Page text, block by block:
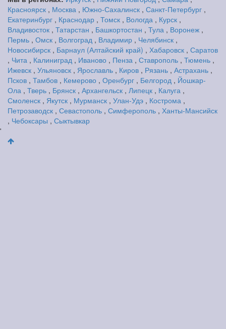
Красноярск , Москва , Южно-Сахалинск , Санкт-Петербург ,
Екатеринбург , Краснодар , Томск , Вологда , Курск ,
Владивосток , Татарстан , Башкортостан , Тула , Воронеж ,
Пермь , Омск , Волгоград , Владимир , Челябинск ,
Новосибирск , Барнаул (Алтайский край) , Хабаровск , Саратов
, Чита , Калиниград , Иваново , Пенза , Ставрополь , Тюмень ,
Ижевск , Ульяновск , Ярославль , Киров , Рязань , Астрахань ,
Псков , Тамбов , Кемерово , Оренбург , Белгород , Йошкар-
Ола , Тверь , Брянск , Архангельск , Липецк , Калуга ,
Смоленск , Якутск , Мурманск , Улан-Удэ , Кострома ,
Петрозаводск , Севастополь , Симферополь , Ханты-Мансийск
, Чебоксары , Сыктывкар
'